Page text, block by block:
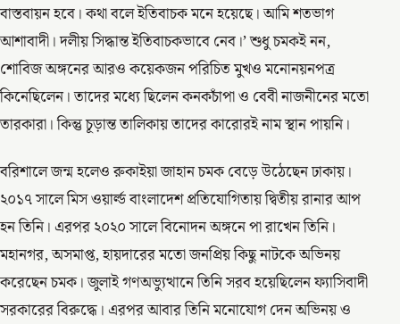
বাস্তবায়ন হবে। কথা বলে ইতিবাচক মনে হয়েছে। আমি শতভাগ
আশাবাদী। দলীয় সিদ্ধান্ত ইতিবাচকভাবে নেব।’ শুধু চমকই নন,
শোবিজ অঙ্গনের আরও কয়েকজন পরিচিত মুখও মনোনয়নপত্র
কিনেছিলেন। তাদের মধ্যে ছিলেন কনকচাঁপা ও বেবী নাজনীনের মতো
তারকারা। কিন্তু চূড়ান্ত তালিকায় তাদের কারোরই নাম স্থান পায়নি।
বরিশালে জন্ম হলেও রুকাইয়া জাহান চমক বেড়ে উঠেছেন ঢাকায়।
২০১৭ সালে মিস ওয়ার্ল্ড বাংলাদেশ প্রতিযোগিতায় দ্বিতীয় রানার আপ
হন তিনি। এরপর ২০২০ সালে বিনোদন অঙ্গনে পা রাখেন তিনি।
মহানগর, অসমাপ্ত, হায়দারের মতো জনপ্রিয় কিছু নাটকে অভিনয়
করেছেন চমক। জুলাই গণঅভ্যুত্থানে তিনি সরব হয়েছিলেন ফ্যাসিবাদী
সরকারের বিরুদ্ধে। এরপর আবার তিনি মনোযোগ দেন অভিনয় ও